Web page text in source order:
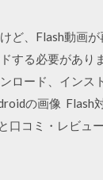
ど、Flash動画が
する必要があり
ロード、インス
の画像 Flash
口コミ・レビュ